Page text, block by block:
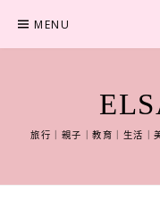
content
MENU
旅行｜親子｜教育｜生活｜